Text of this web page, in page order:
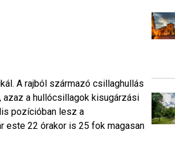
A rajból származó csillaghullás
azaz a hullócsillagok kisugárzási
pozícióban lesz a
este 22 órakor is 25 fok magasan